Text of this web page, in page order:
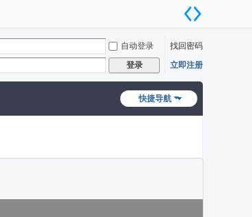
自动登录
找回密码
登录 立即注册
快捷导航